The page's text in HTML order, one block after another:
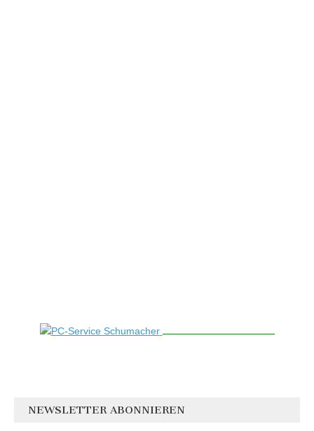
NEWSLETTER ABONNIEREN